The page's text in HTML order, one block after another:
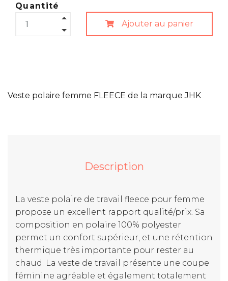
Quantité
Ajouter au panier
Veste polaire femme FLEECE de la marque JHK
Description
La veste polaire de travail fleece pour femme
propose un excellent rapport qualité/prix. Sa
composition en polaire 100% polyester
permet un confort supérieur, et une rétention
thermique très importante pour rester au
chaud. La veste de travail présente une coupe
féminine agréable et également totalement